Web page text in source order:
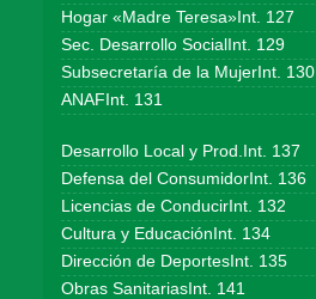
Hogar «Madre Teresa»Int. 127
Sec. Desarrollo SocialInt. 129
Subsecretaría de la MujerInt. 130
ANAFInt. 131
Desarrollo Local y Prod.Int. 137
Defensa del ConsumidorInt. 136
Licencias de ConducirInt. 132
Cultura y EducaciónInt. 134
Dirección de DeportesInt. 135
Obras SanitariasInt. 141